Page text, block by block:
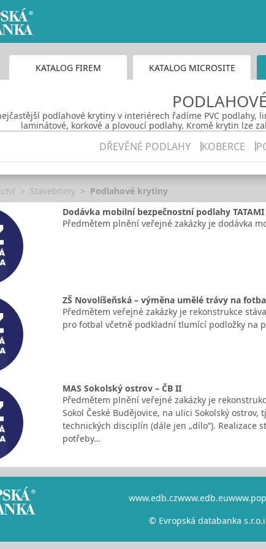
KATALOG FIREM KATALOG MICROSITE
podlahové krytiny v interiérech řadíme PVC podlahy,
laminátové, korkové a plovoucí podlahy. Kromě krytin lze
DŘEVĚNÉ PODLAHY KOBERCE
Stavebniny
Podlahové krytiny
Dodávka mobilní bezpečnostní podlahy TATAMI
Předmětem plnění veřejné zakázky je dodávka
ZŠ Novolíšeňská – výměna umělé trávy na
Předmětem veřejné zakázky je rekonstrukce
pro fotbal včetně podkladní tlumící podložky na
MAS Sokolský ostrov – ČB II
Předmětem plnění veřejné zakázky je
Sokol České Budějovice, na ulici Sokolský
technických disciplín (dále jen „dílo“).
potřeby…
www.edb.czwww.edb.eu
© Evropská databanka s.r.o.